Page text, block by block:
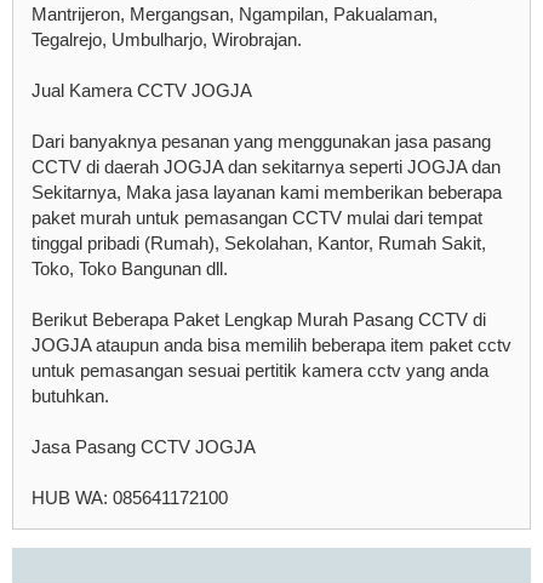
Mantrijeron, Mergangsan, Ngampilan, Pakualaman,
Tegalrejo, Umbulharjo, Wirobrajan.
Jual Kamera CCTV JOGJA
Dari banyaknya pesanan yang menggunakan jasa pasang
CCTV di daerah JOGJA dan sekitarnya seperti JOGJA dan
Sekitarnya, Maka jasa layanan kami memberikan beberapa
paket murah untuk pemasangan CCTV mulai dari tempat
tinggal pribadi (Rumah), Sekolahan, Kantor, Rumah Sakit,
Toko, Toko Bangunan dll.
Berikut Beberapa Paket Lengkap Murah Pasang CCTV di
JOGJA ataupun anda bisa memilih beberapa item paket cctv
untuk pemasangan sesuai pertitik kamera cctv yang anda
butuhkan.
Jasa Pasang CCTV JOGJA
HUB WA: 085641172100